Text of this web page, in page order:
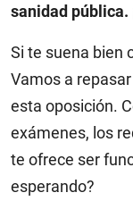
sanidad pública.
Si te suena bien
Vamos a
esta oposición.
exámenes, los
te ofrece ser
esperando?